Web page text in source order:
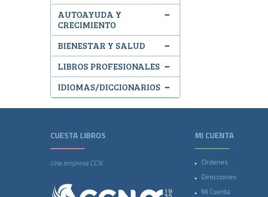
AUTOAYUDA Y
CRECIMIENTO
BIENESTAR Y SALUD
LIBROS PROFESIONALES
IDIOMAS/DICCIONARIOS
CUESTA LIBROS
Una empresa CCN
MI CUENTA
Ordenes
Direcciones
Mi Cuenta